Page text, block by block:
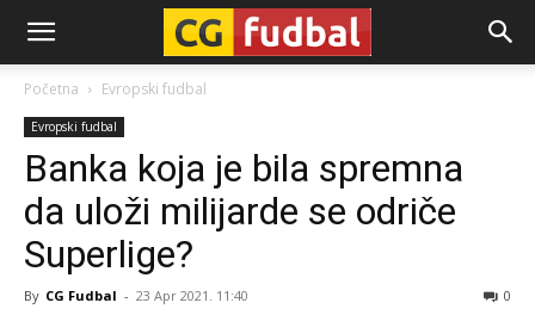
CG-
Fudbal
Početna Evropski fudbal
Evropski fudbal
Banka koja je bila spremna
da uloži milijarde se odriče
Superlige?
By CG Fudbal - 23 Apr 2021. 11:40 0